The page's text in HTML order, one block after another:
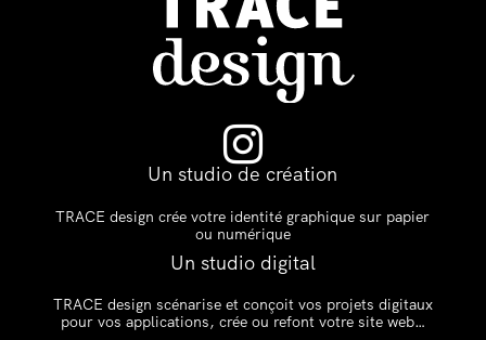

Un studio de création
TRACE design crée votre identité graphique sur papier
ou numérique
Un studio digital
TRACE design scénarise et conçoit vos projets digitaux
pour vos applications, crée ou refont votre site web…